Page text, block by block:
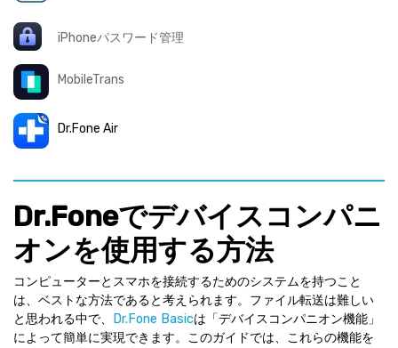
iPhoneパスワード管理
MobileTrans
Dr.Fone Air
Dr.Foneでデバイスコンパニ
オンを使用する方法
コンピューターとスマホを接続するためのシステムを持つこと
は、ベストな方法であると考えられます。ファイル転送は難しい
と思われる中で、
Dr.Fone Basicは「デバイスコンパニオン機能」
によって簡単に実現できます。このガイドでは、これらの機能を